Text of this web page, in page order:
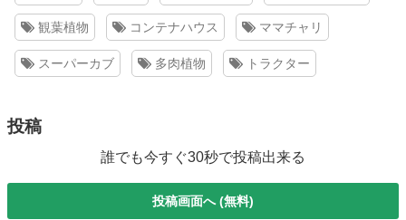
観葉植物 コンテナハウス ママチャリ
スーパーカブ 多肉植物 トラクター
投稿
誰でも今すぐ30秒で投稿出来る
投稿画面へ (無料)